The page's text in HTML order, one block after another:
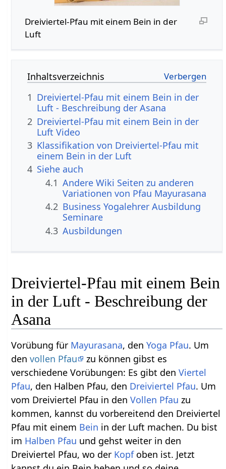
Dreiviertel-Pfau mit einem Bein in der
Luft
Inhaltsverzeichnis
1 Dreiviertel-Pfau mit einem Bein in der
Luft - Beschreibung der Asana
2 Dreiviertel-Pfau mit einem Bein in der
Luft Video
3 Klassifikation von Dreiviertel-Pfau mit
einem Bein in der Luft
4 Siehe auch
4.1 Andere Wiki Seiten zu anderen
Variationen von Pfau Mayurasana
4.2 Business Yogalehrer Ausbildung
Seminare
4.3 Ausbildungen
Dreiviertel-Pfau mit einem Bein
in der Luft - Beschreibung der
Asana
Vorübung für Mayurasana, denYoga Pfau. Um
denvollen Pfau
zu können gibst es
verschiedene Vorübungen: Es gibt denViertel
Pfau, den Halben Pfau, den Dreiviertel Pfau. Um
vom Dreiviertel Pfau in denVollen Pfau zu
kommen, kannst du vorbereitend den Dreiviertel
Pfau mit einem Bein in der Luft machen. Du bist
im Halben Pfau und gehst weiter in den
Dreiviertel Pfau, wo der Kopfoben ist. Jetzt